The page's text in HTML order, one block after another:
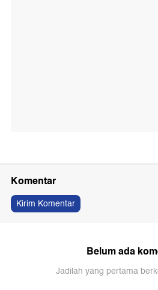
Komentar
Kirim Komentar
Belum ada
Jadilah yang pertama